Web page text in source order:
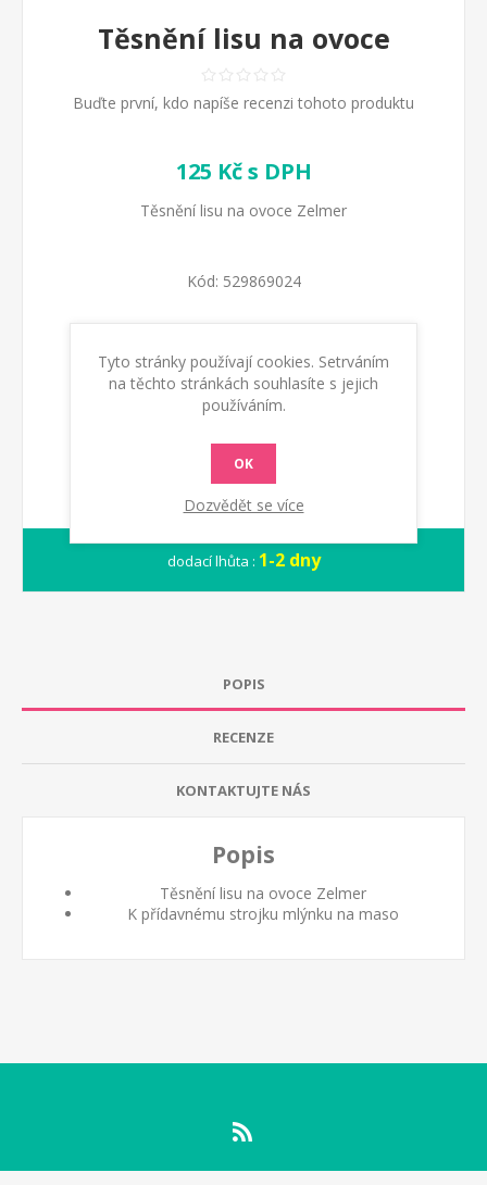
Těsnění lisu na ovoce
Buďte první, kdo napíše recenzi tohoto produktu
125 Kč s DPH
Těsnění lisu na ovoce Zelmer
Kód: 529869024
KOUPIT
dodací lhůta : 1-2 dny
POPIS
RECENZE
KONTAKTUJTE NÁS
Popis
Těsnění lisu na ovoce Zelmer
K přídavnému strojku mlýnku na maso
Tyto stránky používají cookies. Setrváním
na těchto stránkách souhlasíte s jejich
používáním.
OK
Dozvědět se více